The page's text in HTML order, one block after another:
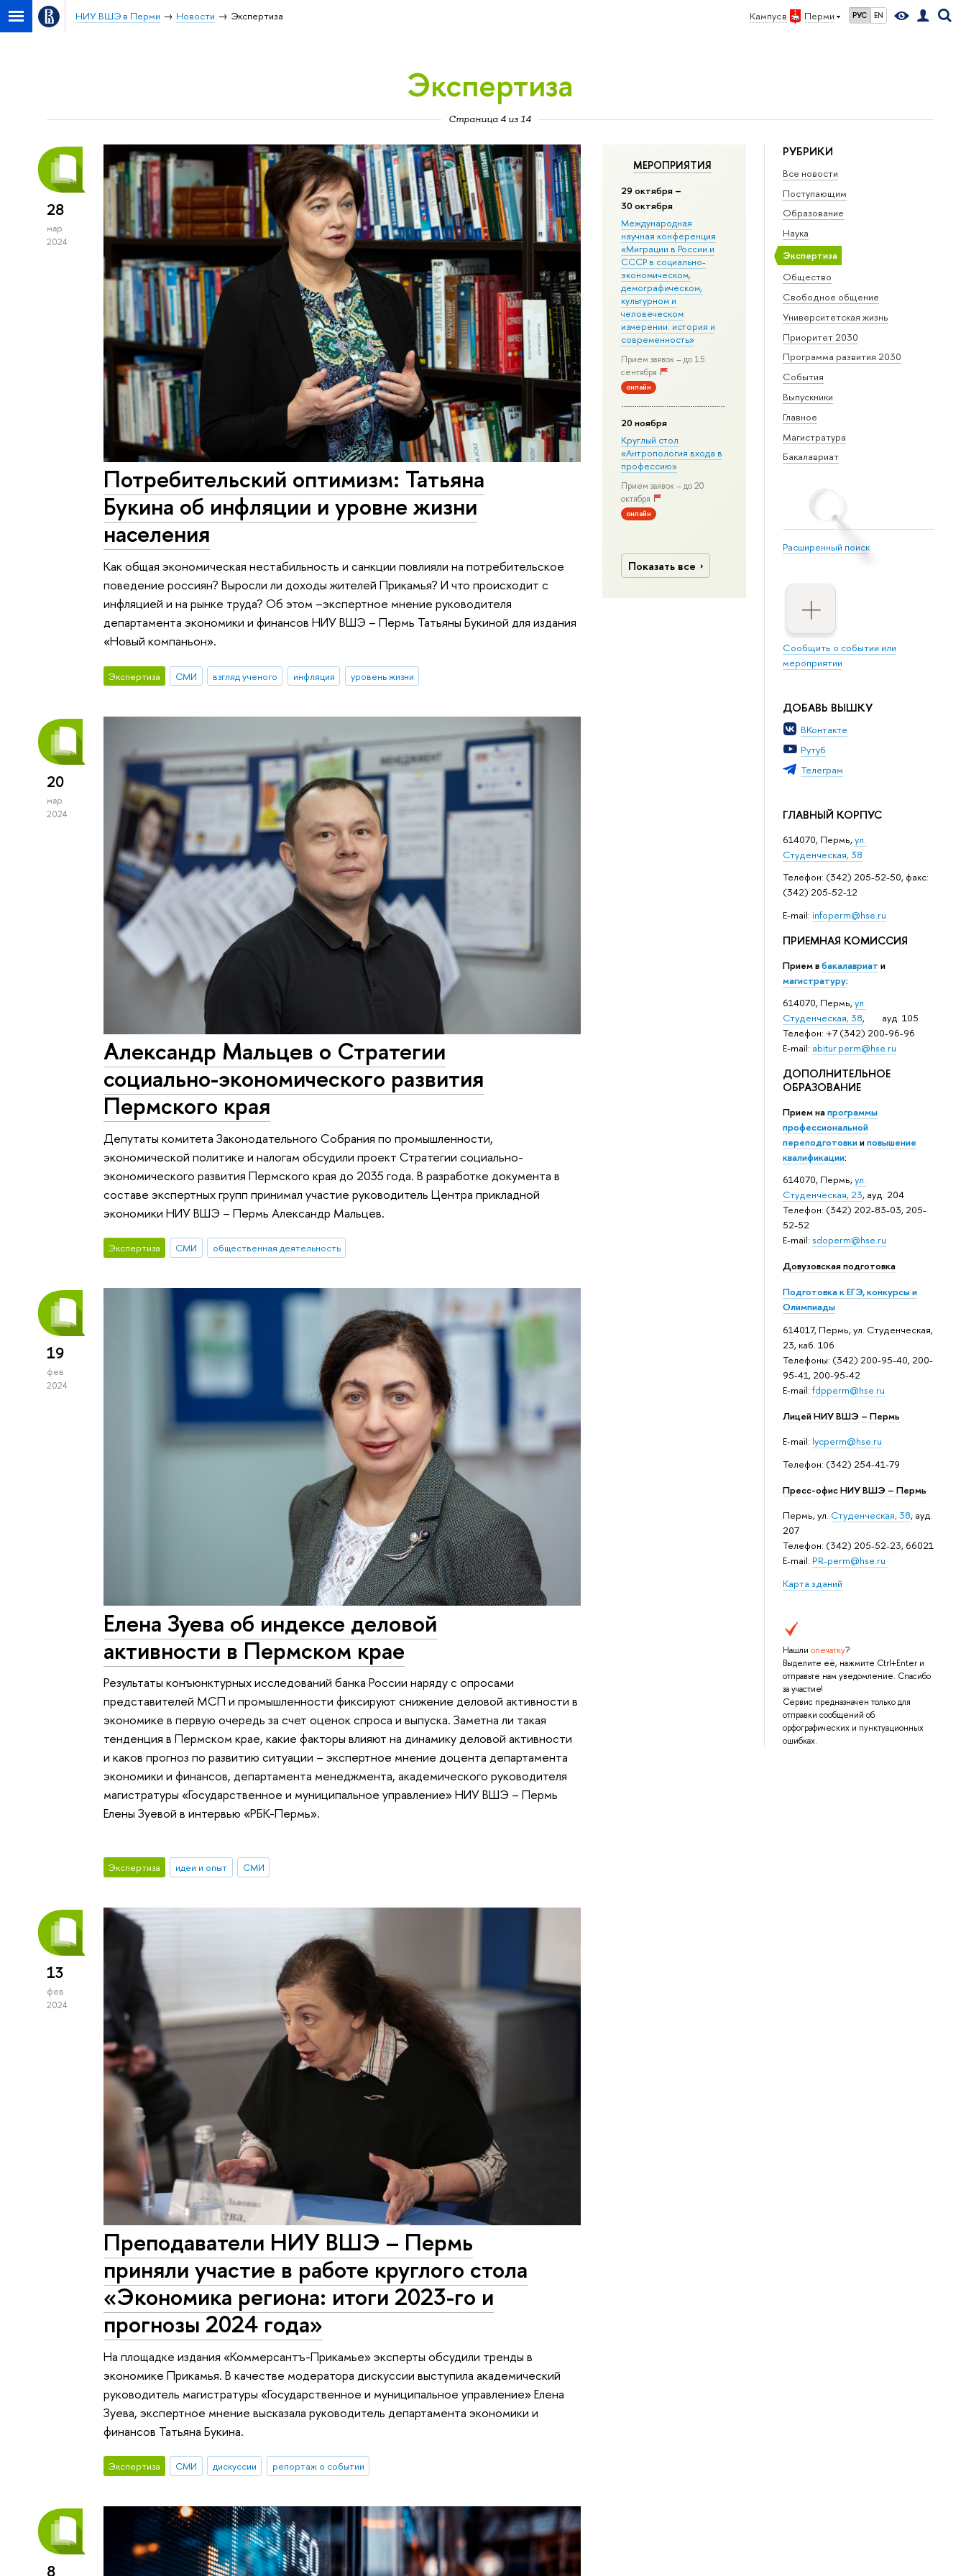
Кампус в Перми РУС EN
НИУ ВШЭ в Перми Новости Экспертиза
Экспертиза
Страница 4 из 14
РУБРИКИ
Все новости
Поступающим
Образование
Наука
Экспертиза
Общество
Свободное общение
Университетская жизнь
Приоритет 2030
Программа развития 2030
События
Выпускники
Главное
Магистратура
Бакалавриат
Расширенный поиск
Сообщить о событии или
мероприятии
ДОБАВЬ ВЫШКУ
ВКонтакте
Рутуб
Телеграм
ГЛАВНЫЙ КОРПУС
614070, Пермь,ул.
Студенческая, 38
Телефон: (342) 205-52-50, факс:
(342) 205-52-12
Е-mail: infoperm@hse.ru
ПРИЕМНАЯ КОМИССИЯ
Прием вбакалавриат и
магистратуру:
614070, Пермь,ул.
Студенческая, 38, ауд. 105
Телефон: +7 (342) 200-96-96
E-mail: abitur.perm@hse.ru
ДОПОЛНИТЕЛЬНОЕ
ОБРАЗОВАНИЕ
Прием напрограммы
профессиональной
переподготовкииповышение
квалификации:
614070, Пермь,ул.
Студенческая, 23, ауд. 204
Телефон: (342) 202-83-03, 205-
52-52
E-mail: sdoperm@hse.ru
Довузовская подготовка
Подготовка к ЕГЭ, конкурсы и
Олимпиады
614017, Пермь, ул. Студенческая,
23, каб. 106
Телефоны: (342) 200-95-40, 200-
95-41, 200-95-42
E-mail: fdpperm@hse.ru
Лицей НИУ ВШЭ – Пермь
E-mail: lycperm@hse.ru
Телефон: (342) 254-41-79
Пресс-офис НИУ ВШЭ – Пермь
Пермь, ул. Студенческая, 38, ауд.
207
Телефон: (342) 205-52-23, 66021
E-mail: PR-perm@hse.ru
Карта зданий
Нашли опечатку?
Выделите её, нажмите Ctrl+Enter и
отправьте нам уведомление. Спасибо
за участие!
Сервис предназначен только для
отправки сообщений об
орфографических и пунктуационных
ошибках.
МЕРОПРИЯТИЯ
29 октября –
30 октября
Международная
научная конференция
«Миграции в Росcии и
СССР в социально-
экономическом,
демографическом,
культурном и
человеческом
измерении: история и
современность»
Прием заявок – до 15
сентября
онлайн
20 ноября
Круглый стол
«Антропология входа в
профессию»
Прием заявок – до 20
октября
онлайн
Показать все
28
мар
2024
Потребительский оптимизм: Татьяна
Букина об инфляции и уровне жизни
населения
Как общая экономическая нестабильность и санкции повлияли на потребительское
поведение россиян? Выросли ли доходы жителей Прикамья? И что происходит с
инфляцией и на рынке труда? Об этом –экспертное мнение руководителя
департамента экономики и финансов НИУ ВШЭ – Пермь Татьяны Букиной для издания
«Новый компаньон».
Экспертиза СМИ взгляд ученого инфляция уровень жизни
20
мар
2024
Александр Мальцев о Стратегии
социально-экономического развития
Пермского края
Депутаты комитета Законодательного Собрания по промышленности,
экономической политике и налогам обсудили проект Стратегии социально-
экономического развития Пермского края до 2035 года. В разработке документа в
составе экспертных групп принимал участие руководитель Центра прикладной
экономики НИУ ВШЭ – Пермь Александр Мальцев.
Экспертиза СМИ общественная деятельность
19
фев
2024
Елена Зуева об индексе деловой
активности в Пермском крае
Результаты конъюнктурных исследований банка России наряду с опросами
представителей МСП и промышленности фиксируют снижение деловой активности в
экономике в первую очередь за счет оценок спроса и выпуска. Заметна ли такая
тенденция в Пермском крае, какие факторы влияют на динамику деловой активности
и каков прогноз по развитию ситуации – экспертное мнение доцента департамента
экономики и финансов, департамента менеджмента, академического руководителя
магистратуры «Государственное и муниципальное управление» НИУ ВШЭ – Пермь
Елены Зуевой в интервью «РБК-Пермь».
Экспертиза идеи и опыт СМИ
13
фев
2024
Преподаватели НИУ ВШЭ – Пермь
приняли участие в работе круглого стола
«Экономика региона: итоги 2023-го и
прогнозы 2024 года»
На площадке издания «Коммерсантъ-Прикамье» эксперты обсудили тренды в
экономике Прикамья. В качестве модератора дискуссии выступила академический
руководитель магистратуры «Государственное и муниципальное управление» Елена
Зуева, экспертное мнение высказала руководитель департамента экономики и
финансов Татьяна Букина.
Экспертиза СМИ дискуссии репортаж о событии
8